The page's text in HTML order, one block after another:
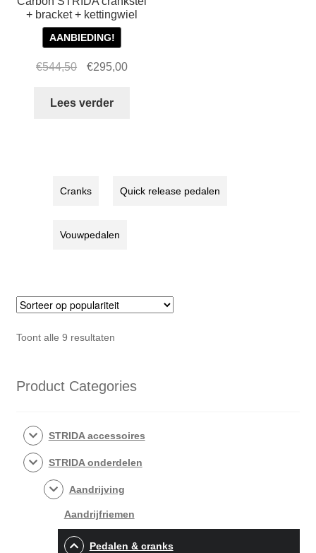
+ bracket + kettingwiel
AANBIEDING!
€544,50
Oorspronkelijke
was:
€295,00Huidige
Lees verder
Cranks Quick release pedalen
Vouwpedalen
Toont alle 9 resultatenGesorteerd
Product Categories
STRIDA accessoires
STRIDA onderdelen
Aandrijving
Aandrijfriemen
Pedalen & cranks